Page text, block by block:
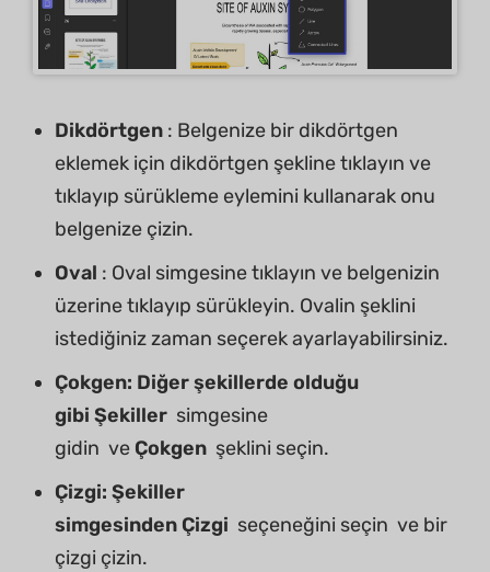
Dikdörtgen : Belgenize bir dikdörtgen
eklemek için dikdörtgen şekline tıklayın ve
tıklayıp sürükleme eylemini kullanarak onu
belgenize çizin.
Oval : Oval simgesine tıklayın ve belgenizin
üzerine tıklayıp sürükleyin. Ovalin şeklini
istediğiniz zaman seçerek ayarlayabilirsiniz.
Çokgen: Diğer şekillerde olduğu
gibi Şekiller simgesine
gidin ve Çokgen şeklini seçin.
Çizgi: Şekiller
simgesinden Çizgi seçeneğini seçin ve bir
çizgi çizin.